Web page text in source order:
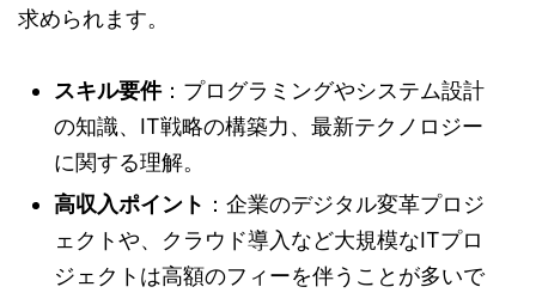
求められます。
スキル要件：プログラミングやシステム設計
の知識、IT戦略の構築力、最新テクノロジー
に関する理解。
高収入ポイント ：企業のデジタル変革プロジ
ェクトや、クラウド導入など大規模なITプロ
ジェクトは高額のフィーを伴うことが多いで